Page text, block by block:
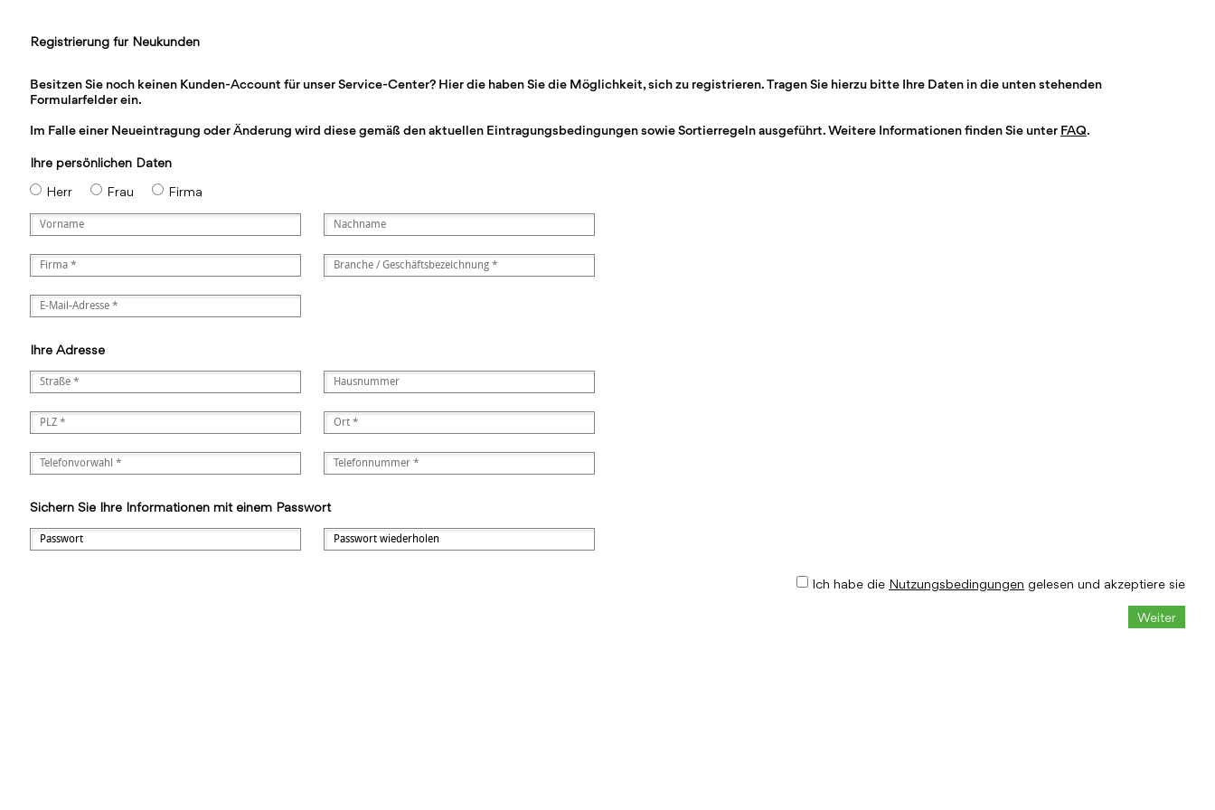
Registrierung für Neukunden
Besitzen Sie noch keinen Kunden-Account für unser Service-Center? Hier die haben Sie die Möglichkeit, sich zu registrieren. Tragen Sie hierzu bitte Ihre Daten in die unten stehenden
Formularfelder ein.
Im Falle einer Neueintragung oder Änderung wird diese gemäß den aktuellen Eintragungsbedingungen sowie Sortierregeln ausgeführt. Weitere Informationen finden Sie unter FAQ.
Ihre persönlichen Daten
Herr
Frau Firma
Ihre Adresse
Sichern Sie Ihre Informationen mit einem Passwort
Ich habe die Nutzungsbedingungen gelesen und akzeptiere sie